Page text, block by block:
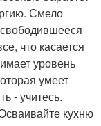
Смело
что касается
уровень
умеет
- учитесь.
кухню